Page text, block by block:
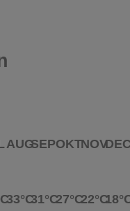
AUG
33°C
SEP
31°C
OKT
27°C
NOV
22°C